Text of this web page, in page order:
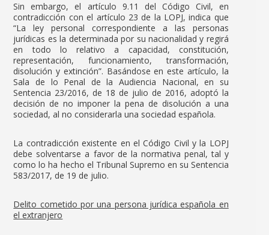
Sin embargo, el artículo 9.11 del Código Civil, en
contradicción con el artículo 23 de la LOPJ, indica que
“La ley personal correspondiente a las personas
jurídicas es la determinada por su nacionalidad y regirá
en todo lo relativo a capacidad, constitución,
representación, funcionamiento, transformación,
disolución y extinción”. Basándose en este artículo, la
Sala de lo Penal de la Audiencia Nacional, en su
Sentencia 23/2016, de 18 de julio de 2016, adoptó la
decisión de no imponer la pena de disolución a una
sociedad, al no considerarla una sociedad española.
La contradicción existente en el Código Civil y la LOPJ
debe solventarse a favor de la normativa penal, tal y
como lo ha hecho el Tribunal Supremo en su Sentencia
583/2017, de 19 de julio.
Delito cometido por una persona jurídica española en
el extranjero